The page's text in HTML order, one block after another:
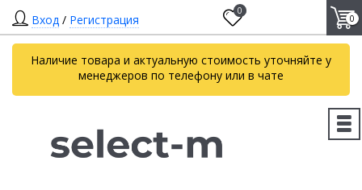
Вход / Регистрация
0
0
Наличие товара и актуальную стоимость уточняйте у
менеджеров по телефону или в чате